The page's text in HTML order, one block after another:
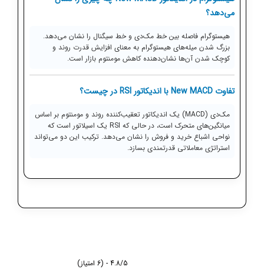
می‌دهد؟
هیستوگرام فاصله بین خط مک‌دی و خط سیگنال را نشان می‌دهد.
بزرگ شدن میله‌های هیستوگرام به معنای افزایش قدرت روند و
کوچک شدن آن‌ها نشان‌دهنده کاهش مومنتوم بازار است.
تفاوت New MACD با اندیکاتور RSI در چیست؟
مک‌دی (MACD) یک اندیکاتور تعقیب‌کننده روند و مومنتوم بر اساس
میانگین‌های متحرک است، در حالی که RSI یک اسیلاتور است که
نواحی اشباع خرید و فروش را نشان می‌دهد. ترکیب این دو می‌تواند
استراتژی معاملاتی قدرتمندی بسازد.
4.8/5 - (6 امتیاز)